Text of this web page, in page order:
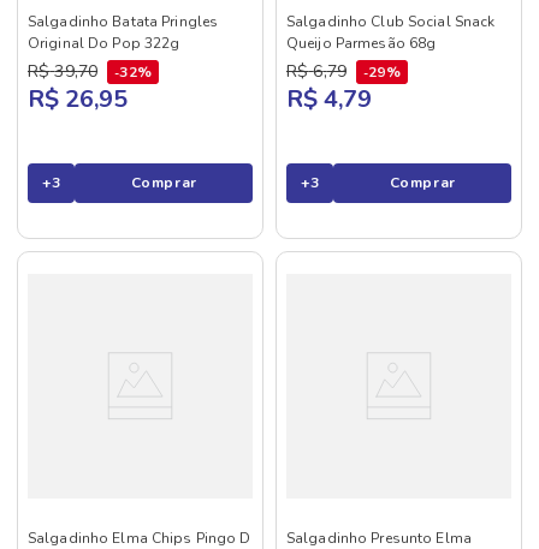
Salgadinho Batata Pringles
Original Do Pop 322g
R$ 39,70 32%
R$ 26,95
+3 Comprar
Salgadinho Club Social Snack
Queijo Parmesão 68g
R$ 6,79 29%
R$ 4,79
+3 Comprar
Salgadinho Elma Chips Pingo D
Salgadinho Presunto Elma